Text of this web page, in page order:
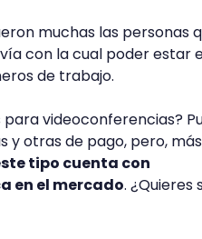
muchas las personas
con la cual poder estar
de trabajo.
videoconferencias?
y otras de pago, pero,
tipo cuenta con
en el mercado. ¿Quieres